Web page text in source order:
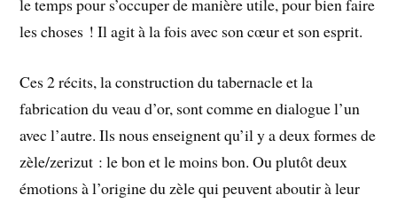
le temps pour s’occuper de manière utile, pour bien faire
les choses ! Il agit à la fois avec son cœur et son esprit.
Ces 2 récits, la construction du tabernacle et la
fabrication du veau d’or, sont comme en dialogue l’un
avec l’autre. Ils nous enseignent qu’il y a deux formes de
zèle/zerizut : le bon et le moins bon. Ou plutôt deux
émotions à l’origine du zèle qui peuvent aboutir à leur